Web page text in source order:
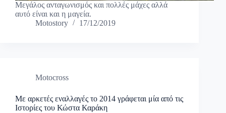
Μεγάλος ανταγωνισμός και πολλές μάχες αλλά
αυτό είναι και η μαγεία.
Motostory
17/12/2019
Motocross
Με αρκετές εναλλαγές το 2014 γράφεται μία από τις
Ιστορίες του Κώστα Καράκη